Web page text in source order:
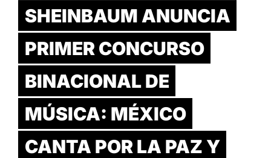
SHEINBAUM ANUNCIA
PRIMER CONCURSO
BINACIONAL DE
MÚSICA: MÉXICO
CANTA POR LA PAZ Y